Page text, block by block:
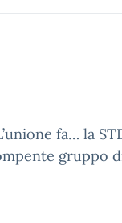
fa… la
gruppo